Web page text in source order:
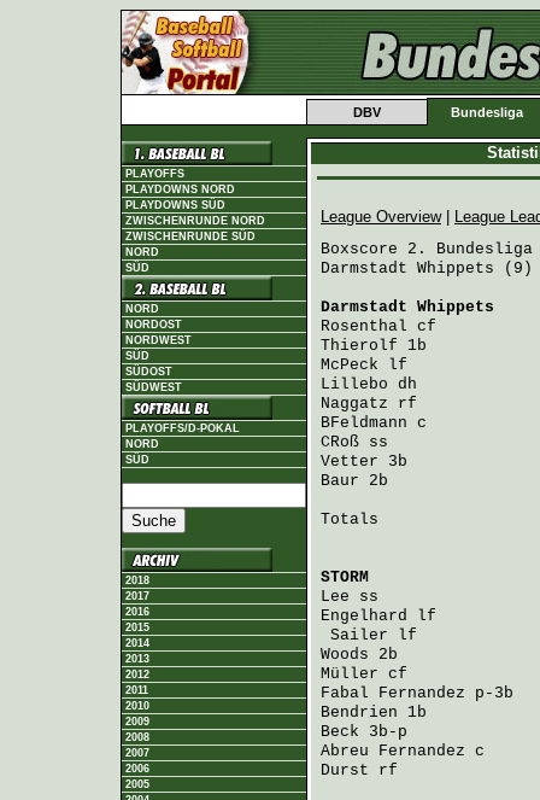
DBV Bundesliga
PLAYOFFS
PLAYDOWNS NORD
PLAYDOWNS SÜD
ZWISCHENRUNDE NORD
ZWISCHENRUNDE SÜD
NORD
SÜD
NORD
NORDOST
NORDWEST
SÜD
SÜDOST
SÜDWEST
PLAYOFFS/D-POKAL
NORD
SÜD
2018
2017
2016
2015
2014
2013
2012
2011
2010
2009
2008
2007
2006
2005
League Overview|
League
Boxscore 2. Bundesliga
Darmstadt Whippets
Darmstadt Whippets
Rosenthal cf
Thierolf 1b
McPeck lf
Lillebo dh
Naggatz rf
BFeldmann c
CRoß ss
Vetter 3b
Baur 2b
Totals
STORM
Lee ss
Engelhard lf
Sailer lf
Woods 2b
Müller cf
Fabal Fernandez p-3b
Bendrien 1b
Beck 3b-p
Abreu Fernandez c
Durst rf